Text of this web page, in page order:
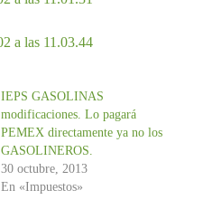
IEPS GASOLINAS
modificaciones. Lo pagará
PEMEX directamente ya no los
GASOLINEROS.
30 octubre, 2013
En «Impuestos»